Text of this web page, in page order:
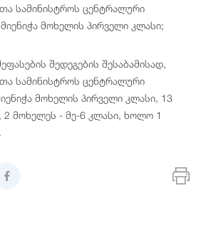
სამინისტროს ცენტრალური
მოხელის პირველი კლასი;
შედეგების შესაბამისად,
სამინისტროს ცენტრალური
მოხელის პირველი კლასი, 13
2 მოხელეს - მე-6 კლასი, ხოლო 1